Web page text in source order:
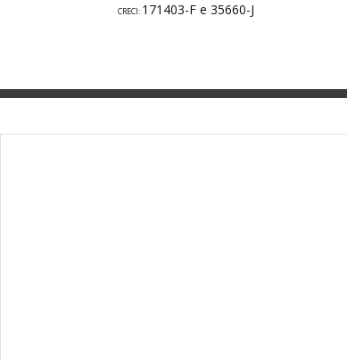
171403-F e 35660-J